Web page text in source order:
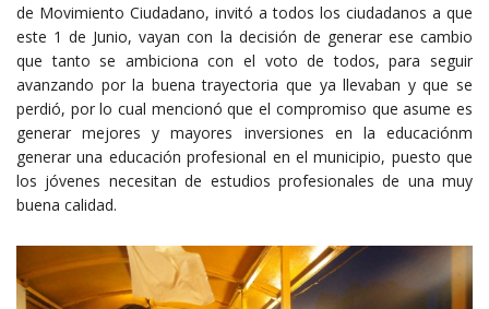
de Movimiento Ciudadano, invitó a todos los ciudadanos a que
este 1 de Junio, vayan con la decisión de generar ese cambio
que tanto se ambiciona con el voto de todos, para seguir
avanzando por la buena trayectoria que ya llevaban y que se
perdió, por lo cual mencionó que el compromiso que asume es
generar mejores y mayores inversiones en la educaciónm
generar una educación profesional en el municipio, puesto que
los jóvenes necesitan de estudios profesionales de una muy
buena calidad.